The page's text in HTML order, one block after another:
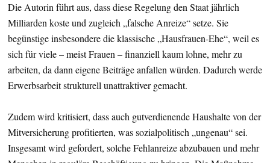
Die Autorin führt aus, dass diese Regelung den Staat jährlich
Milliarden koste und zugleich „falsche Anreize“ setze. Sie
begünstige insbesondere die klassische „Hausfrauen-Ehe“, weil es
sich für viele – meist Frauen – finanziell kaum lohne, mehr zu
arbeiten, da dann eigene Beiträge anfallen würden. Dadurch werde
Erwerbsarbeit strukturell unattraktiver gemacht.
Zudem wird kritisiert, dass auch gutverdienende Haushalte von der
Mitversicherung profitierten, was sozialpolitisch „ungenau“ sei.
Insgesamt wird gefordert, solche Fehlanreize abzubauen und mehr